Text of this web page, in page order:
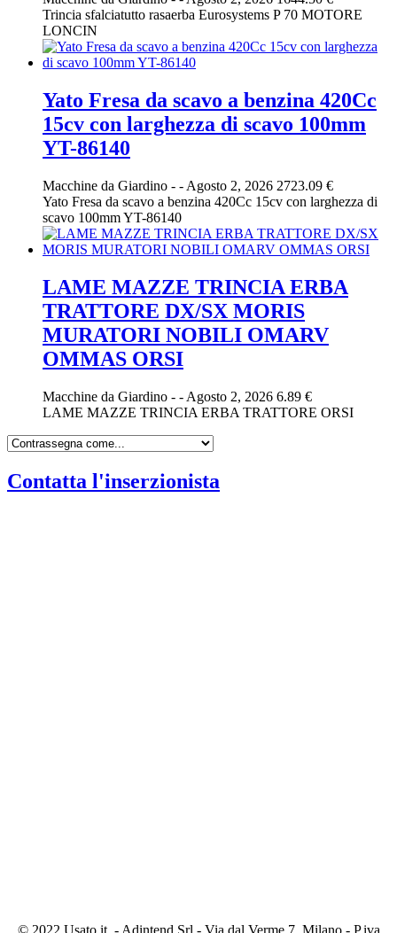
Trincia sfalciatutto rasaerba Eurosystems P 70 MOTORE
LONCIN
Yato Fresa da scavo a benzina 420Cc
15cv con larghezza di scavo 100mm
YT-86140
Macchine da Giardino - - Agosto 2, 2026 2723.09 €
Yato Fresa da scavo a benzina 420Cc 15cv con larghezza di
scavo 100mm YT-86140
LAME MAZZE TRINCIA ERBA
TRATTORE DX/SX MORIS
MURATORI NOBILI OMARV
OMMAS ORSI
Macchine da Giardino - - Agosto 2, 2026 6.89 €
LAME MAZZE TRINCIA ERBA TRATTORE ORSI
Contatta l'inserzionista
© 2022 Usato it. - Adintend Srl - Via dal Verme 7, Milano - P.iva